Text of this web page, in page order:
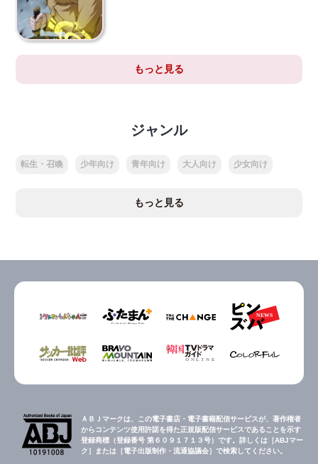
もっと見る
ジャンル
転生・召喚 少年向け 青年向け 大人向け 少女向け
もっと見る
ＡＢＪマークは、この電子書店・電子書籍配信サービスが、著作権者
からコンテンツ使用許諾を得た正規版配信サービスであることを示す
登録商標（登録番号 第６０９１７１３号）です。詳しくは［ABJマー
ク］または［電子出版制作・流通協議会］で検索してください。